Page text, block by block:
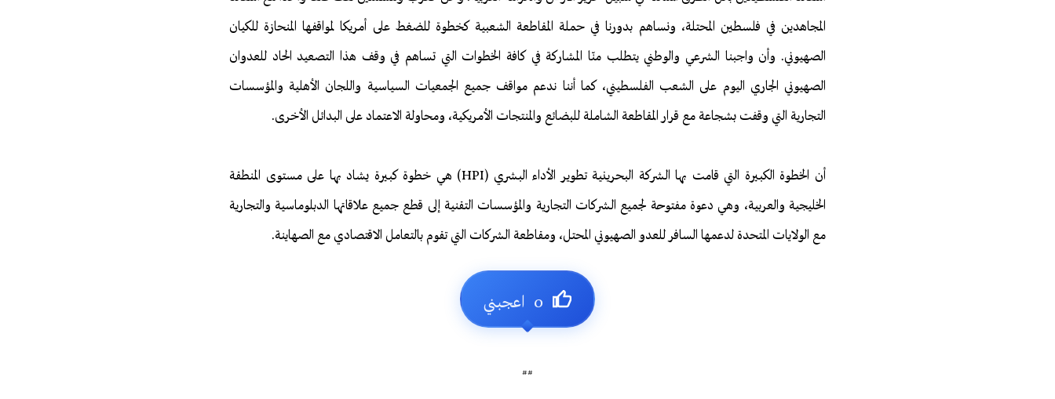
المجاهدين في فلسطين المحتلة، ونساهم بدورنا في حملة المقاطعة الشعبية كخطوة للضغط على أمريكا لمواقفها المنحازة للكيان
الصهيوني. وأن واجبنا الشرعي والوطني يتطلب منّا المشاركة في كافة الخطوات التي تساهم في وقف هذا التصعيد الحاد للعدوان
الصهيوني الجاري اليوم على الشعب الفلسطيني، كما أننا ندعم مواقف جميع الجمعيات السياسية واللجان الأهلية والمؤسسات
التجارية التي وقفت بشجاعة مع قرار المقاطعة الشاملة للبضائع والمنتجات الأمريكية، ومحاولة الاعتماد على البدائل الأخرى.
أن الخطوة الكبيرة التي قامت بها الشركة البحرينية تطوير الأداء البشري (HPI) هي خطوة كبيرة يشاد بها على مستوى المنطقة
الخليجية والعربية، وهي دعوة مفتوحة لجميع الشركات التجارية والمؤسسات التقنية إلى قطع جميع علاقاتها الدبلوماسية والتجارية
مع الولايات المتحدة لدعمها السافر للعدو الصهيوني المحتل، ومقاطعة الشركات التي تقوم بالتعامل الاقتصادي مع الصهاينة.
##